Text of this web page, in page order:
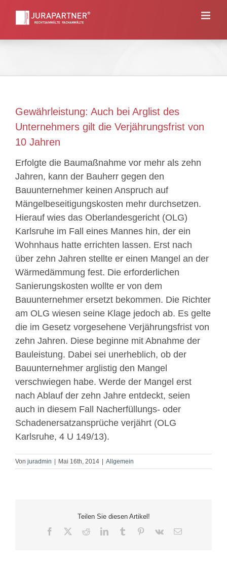
Gewährleistung: Auch bei Arglist des
Unternehmers gilt die Verjährungsfrist von
10 Jahren
Erfolgte die Baumaßnahme vor mehr als zehn
Jahren, kann der Bauherr gegen den
Bauunternehmer keinen Anspruch auf
Mängelbeseitigungskosten mehr durchsetzen.
Hierauf wies das Oberlandesgericht (OLG)
Karlsruhe im Fall eines Mannes hin, der ein
Wohnhaus hatte errichten lassen. Erst nach
über zehn Jahren stellte er einen Mangel an der
Wärmedämmung fest. Die erforderlichen
Sanierungskosten wollte er von dem
Bauunternehmer ersetzt bekommen. Die Richter
am OLG wiesen seine Klage jedoch ab. Es gelte
die im Gesetz vorgesehene Verjährungsfrist von
zehn Jahren. Diese beginne mit Abnahme der
Bauleistung. Dabei sei unerheblich, ob der
Bauunternehmer arglistig den Mangel
verschwiegen habe. Werde der Mangel erst
nach Ablauf der zehn Jahre entdeckt, seien
auch in diesem Fall Nacherfüllungs- oder
Schadenersatzansprüche verjährt (OLG
Karlsruhe, 4 U 149/13).
Von juradmin Mai 16th, 2014 Allgemein
Teilen Sie diesen Artikel!
Facebook RedditLinkedInTumblr Pinterest
Vk
E-